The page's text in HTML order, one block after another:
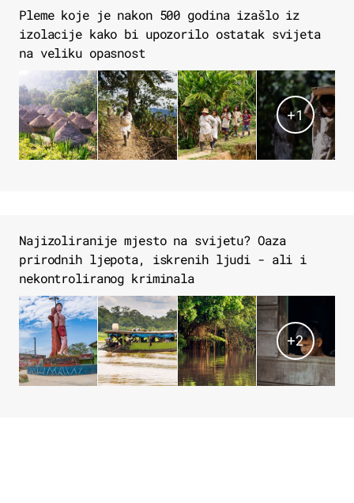
Pleme koje je nakon 500 godina izašlo iz
izolacije kako bi upozorilo ostatak svijeta
na veliku opasnost
+1
Najizoliranije mjesto na svijetu? Oaza
prirodnih ljepota, iskrenih ljudi - ali i
nekontroliranog kriminala
+2